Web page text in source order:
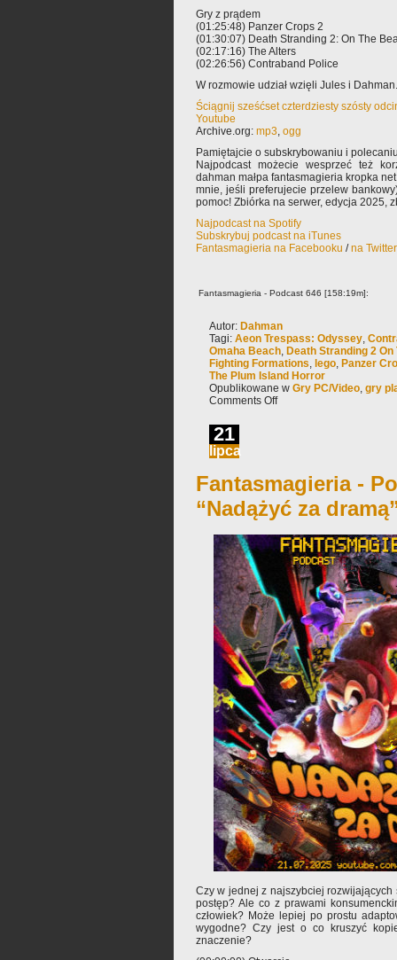
Gry z prądem
(01:25:48) Panzer Crops 2
(01:30:07) Death Stranding 2: On The
(02:17:16) The Alters
(02:26:56) Contraband Police
W rozmowie udział wzięli Jules i
Ściągnij sześćset czterdziesty szósty
Youtube
Archive.org: mp3, ogg
Pamiętajcie o subskrybowaniu i
Najpodcast możecie wesprzeć też
dahman małpa fantasmagieria kropka
mnie, jeśli preferujecie przelew
pomoc! Zbiórka na serwer, edycja 2025,
Najpodcast na Spotify
Subskrybuj podcast na iTunes
Fantasmagieria na Facebooku /na
Fantasmagieria - Podcast 646 [158:19m]:
Autor: Dahman
Tagi: Aeon Trespass: Odyssey,
Omaha Beach, Death Stranding 2
Fighting Formations, lego, Panzer
The Plum Island Horror
Opublikowane w Gry PC/Video, gry
Comments Off
21
lipca
Fantasmagieria -
“Nadążyć za
Czy w jednej z najszybciej
postęp? Ale co z prawami
człowiek? Może lepiej po prostu
wygodne? Czy jest o co kruszyć
znaczenie?